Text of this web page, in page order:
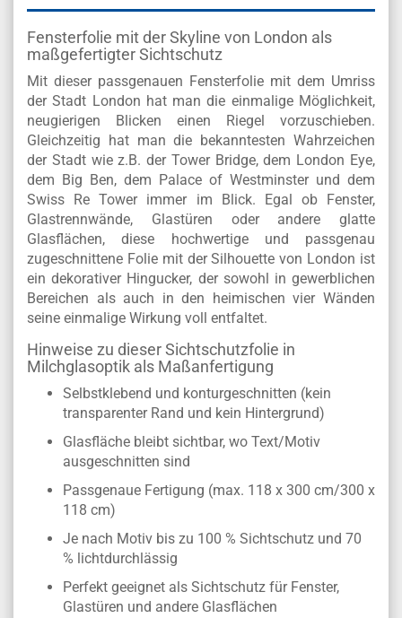
Fensterfolie mit der Skyline von London als
maßgefertigter Sichtschutz
Mit dieser passgenauen Fensterfolie mit dem Umriss
der Stadt London hat man die einmalige Möglichkeit,
neugierigen Blicken einen Riegel vorzuschieben.
Gleichzeitig hat man die bekanntesten Wahrzeichen
der Stadt wie z.B.der Tower Bridge, dem London Eye,
dem Big Ben, dem Palace of Westminster und dem
Swiss Re Tower immer im Blick. Egal ob Fenster,
Glastrennwände, Glastüren oder andere glatte
Glasflächen, diese hochwertige und passgenau
zugeschnittene Folie mit der Silhouette von London ist
ein dekorativer Hingucker, der sowohl in gewerblichen
Bereichen als auch in den heimischen vier Wänden
seine einmalige Wirkung voll entfaltet.
Hinweise zu dieser Sichtschutzfolie in
Milchglasoptik als Maßanfertigung
Selbstklebend und konturgeschnitten (kein
transparenter Rand und kein Hintergrund)
Glasfläche bleibt sichtbar, wo Text/Motiv
ausgeschnitten sind
Passgenaue Fertigung (max. 118 x 300 cm/300 x
118 cm)
Je nach Motiv bis zu 100 % Sichtschutz und 70
% lichtdurchlässig
Perfekt geeignet als Sichtschutz für Fenster,
Glastüren und andere Glasflächen